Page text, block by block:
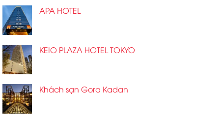
APA HOTEL
KEIO PLAZA HOTEL TOKYO
Khách sạn Gora Kadan